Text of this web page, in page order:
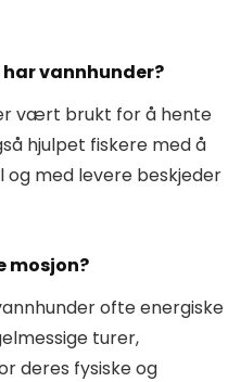
vannhunder?
vært brukt for å hente
hjulpet fiskere med å
med levere beskjeder
mosjon?
ofte energiske
turer,
deres fysiske og